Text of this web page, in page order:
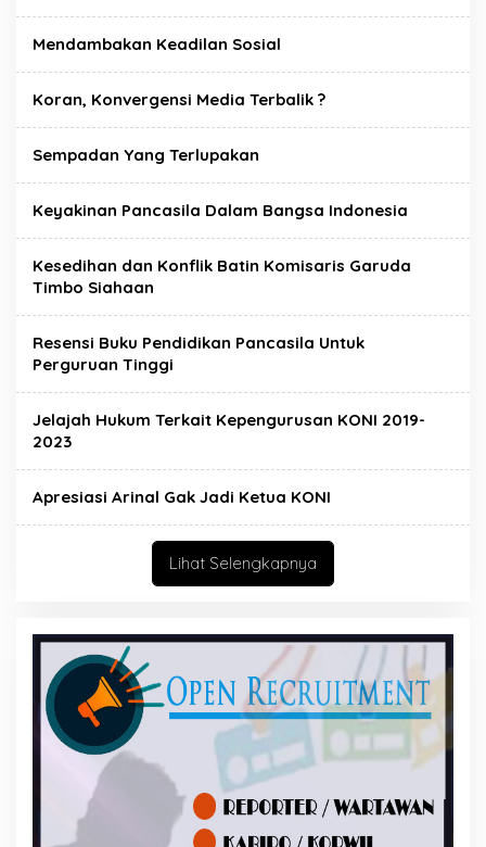
Mendambakan Keadilan Sosial
Koran, Konvergensi Media Terbalik ?
Sempadan Yang Terlupakan
Keyakinan Pancasila Dalam Bangsa Indonesia
Kesedihan dan Konflik Batin Komisaris Garuda
Timbo Siahaan
Resensi Buku Pendidikan Pancasila Untuk
Perguruan Tinggi
Jelajah Hukum Terkait Kepengurusan KONI 2019-
2023
Apresiasi Arinal Gak Jadi Ketua KONI
Lihat Selengkapnya